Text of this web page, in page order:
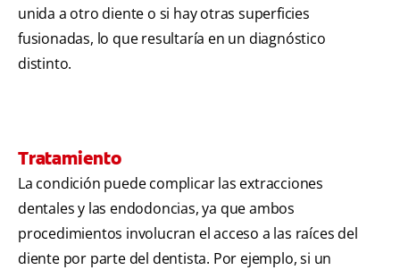
unida a otro diente o si hay otras superficies
fusionadas, lo que resultaría en un diagnóstico
distinto.
Tratamiento
La condición puede complicar las extracciones
dentales y las endodoncias, ya que ambos
procedimientos involucran el acceso a las raíces del
diente por parte del dentista. Por ejemplo, si un